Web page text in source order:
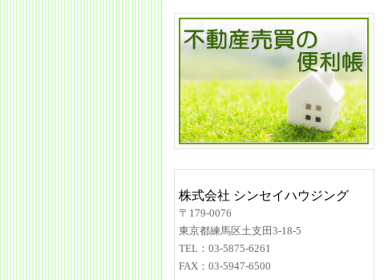
株式会社 シンセイハウジング
〒179-0076
東京都練馬区土支田3-18-5
TEL：03-5875-6261
FAX：03-5947-6500